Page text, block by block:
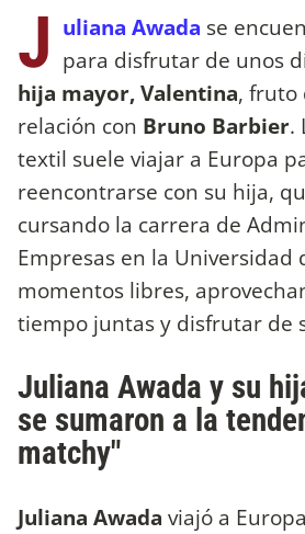
J uliana Awada se
para disfrutar de unos
hija mayor, Valentina, fruto
relación con Bruno Barbier.
textil suele viajar a Europa
reencontrarse con su hija,
cursando la carrera de
Empresas en la Universidad
momentos libres,
tiempo juntas y disfrutar de
Juliana Awada y su
se sumaron a la
matchy"
Juliana Awada viajó a